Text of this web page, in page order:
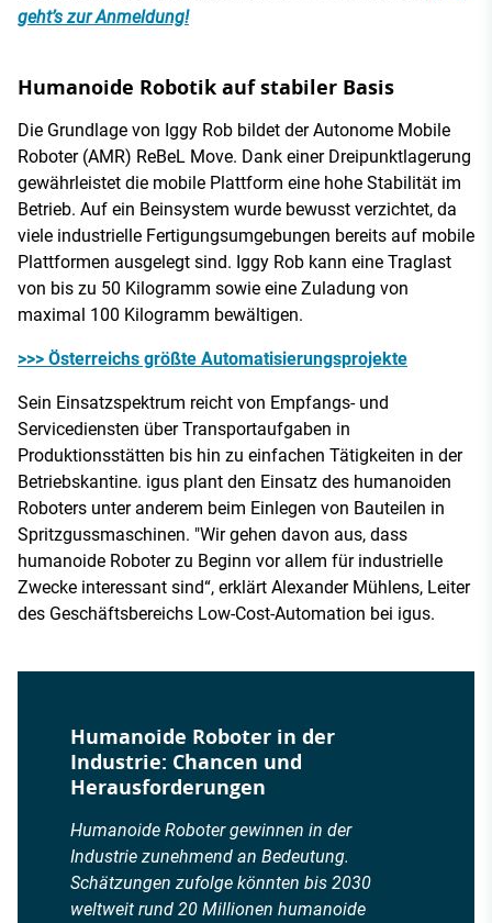
geht’s zur Anmeldung!
Humanoide Robotik auf stabiler Basis
Die Grundlage von Iggy Rob bildet der Autonome Mobile
Roboter (AMR) ReBeL Move. Dank einer Dreipunktlagerung
gewährleistet die mobile Plattform eine hohe Stabilität im
Betrieb. Auf ein Beinsystem wurde bewusst verzichtet, da
viele industrielle Fertigungsumgebungen bereits auf mobile
Plattformen ausgelegt sind. Iggy Rob kann eine Traglast
von bis zu 50 Kilogramm sowie eine Zuladung von
maximal 100 Kilogramm bewältigen.
>>> Österreichs größte Automatisierungsprojekte
Sein Einsatzspektrum reicht von Empfangs- und
Servicediensten über Transportaufgaben in
Produktionsstätten bis hin zu einfachen Tätigkeiten in der
Betriebskantine. igus plant den Einsatz des humanoiden
Roboters unter anderem beim Einlegen von Bauteilen in
Spritzgussmaschinen. "Wir gehen davon aus, dass
humanoide Roboter zu Beginn vor allem für industrielle
Zwecke interessant sind“, erklärt Alexander Mühlens, Leiter
des Geschäftsbereichs Low-Cost-Automation bei igus.
Humanoide Roboter in der
Industrie: Chancen und
Herausforderungen
Humanoide Roboter gewinnen in der
Industrie zunehmend an Bedeutung.
Schätzungen zufolge könnten bis 2030
weltweit rund 20 Millionen humanoide